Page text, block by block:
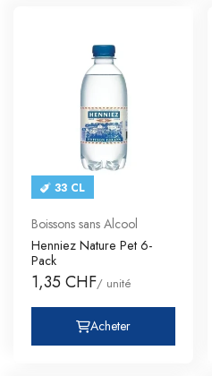
33 CL
Boissons sans Alcool
Henniez Nature Pet 6-
Pack
1,35 CHF/ unité
Acheter